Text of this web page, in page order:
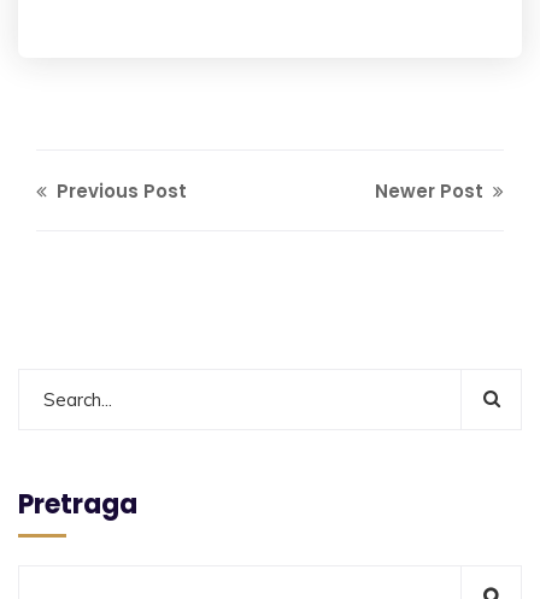
Previous Post Newer Post
Pretraga